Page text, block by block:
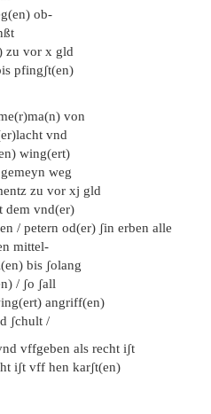
ob-
zu vor x gld
pfingʃt(en)
von
vnd
wing(ert)
weg
zu vor xj gld
dem vnd(er)
/ petern od(er) ʃin erben alle
mittel-
bis ʃolang
/ ʃo ʃall
angriff(en)
ʃchult /
vffgeben als recht iʃt
iʃt vff hen karʃt(en)